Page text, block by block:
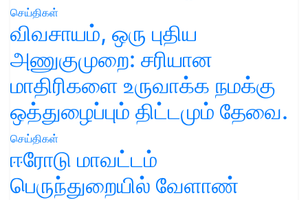
செய்திகள்
விவசாயம், ஒரு புதிய
அணுகுமுறை: சரியான
மாதிரிகளை உருவாக்க நமக்கு
ஒத்துழைப்பும் திட்டமும் தேவை.
செய்திகள்
ஈரோடு மாவட்டம்
பெருந்துறையில் வேளாண்